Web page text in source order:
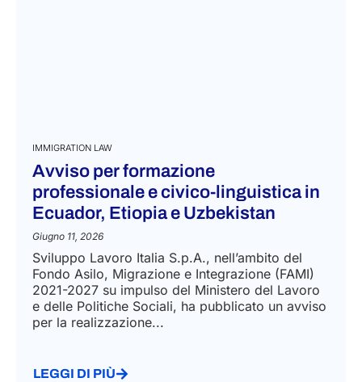
IMMIGRATION LAW
Avviso per formazione
professionale e civico-linguistica in
Ecuador, Etiopia e Uzbekistan
Giugno 11, 2026
Sviluppo Lavoro Italia S.p.A., nell’ambito del
Fondo Asilo, Migrazione e Integrazione (FAMI)
2021-2027 su impulso del Ministero del Lavoro
e delle Politiche Sociali, ha pubblicato un avviso
per la realizzazione...
LEGGI DI PIÙ